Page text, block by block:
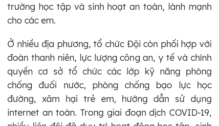
trường học tập và sinh hoạt an toàn, lành mạnh
cho các em.
Ở nhiều địa phương, tổ chức Đội còn phối hợp với
đoàn thanh niên, lực lượng công an, y tế và chính
quyền cơ sở tổ chức các lớp kỹ năng phòng
chống đuối nước, phòng chống bạo lực học
đường, xâm hại trẻ em, hướng dẫn sử dụng
internet an toàn. Trong giai đoạn dịch COVID-19,